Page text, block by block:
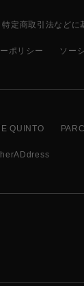
特定商取引法などに
ポリシー ソー
QUINTO